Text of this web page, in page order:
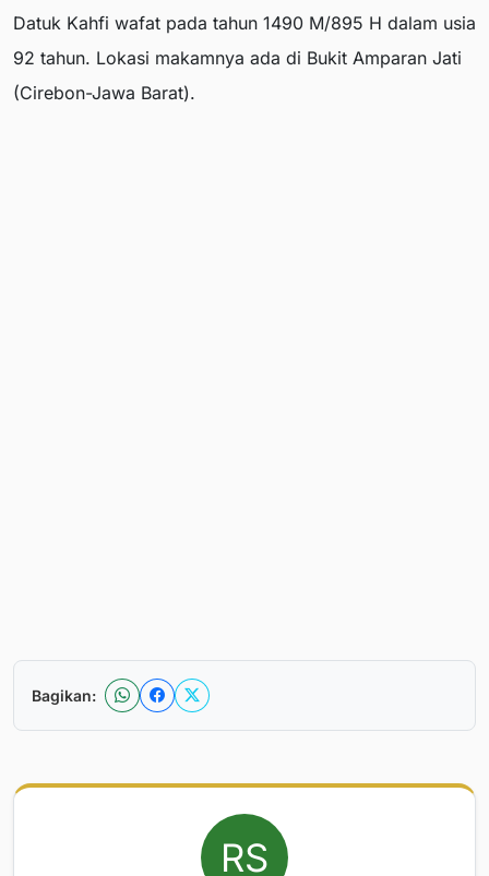
Datuk Kahfi wafat pada tahun 1490 M/895 H dalam usia
92 tahun. Lokasi makamnya ada di Bukit Amparan Jati
(Cirebon-Jawa Barat).
Bagikan: